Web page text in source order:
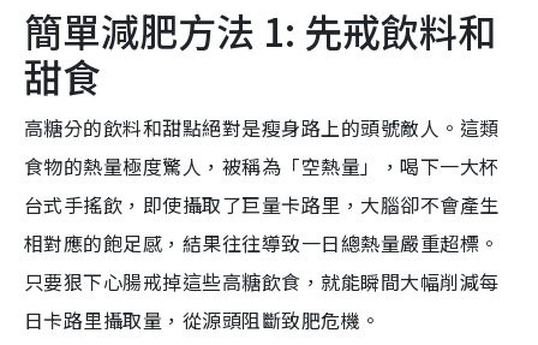
簡單減肥方法 1: 先戒飲料和
甜食
高糖分的飲料和甜點絕對是瘦身路上的頭號敵人。這類
食物的熱量極度驚人，被稱為「空熱量」，喝下一大杯
台式手搖飲，即使攝取了巨量卡路里，大腦卻不會產生
相對應的飽足感，結果往往導致一日總熱量嚴重超標。
只要狠下心腸戒掉這些高糖飲食，就能瞬間大幅削減每
日卡路里攝取量，從源頭阻斷致肥危機。